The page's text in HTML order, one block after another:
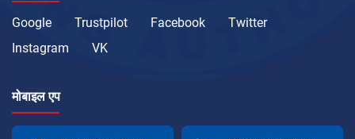
Google Trustpilot Facebook
Twitter
Instagram
VK
मोबाइल एप